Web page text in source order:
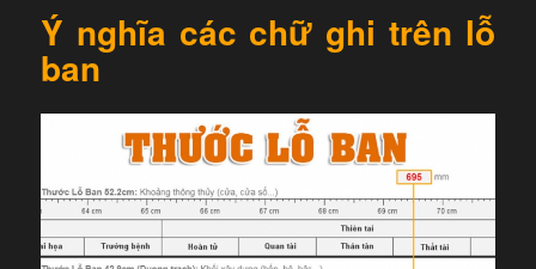
Ý nghĩa các chữ ghi trên lỗ
ban